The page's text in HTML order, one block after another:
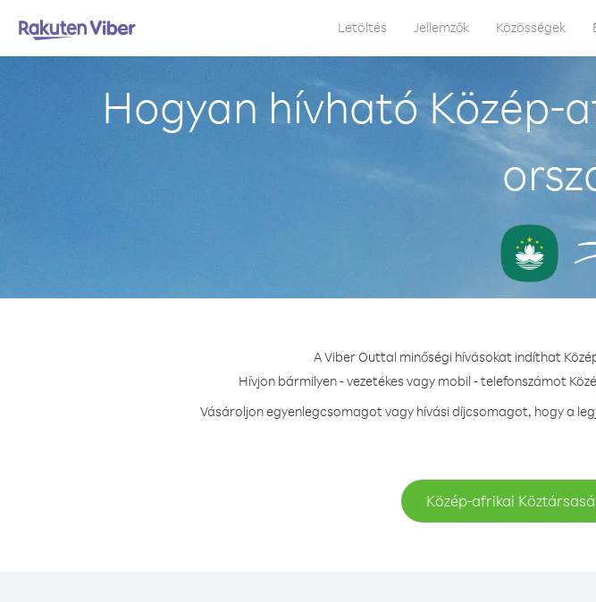
Letöltés Jellemzők Közösségek
Hogyan hívható Közép-
A Viber Outtal minőségi hívásokat indíthat
Hívjon bármilyen - vezetékes vagy mobil - telefonszámot
Vásároljon egyenlegcsomagot vagy hívási díjcsomagot, hogy a
Közép-afrikai